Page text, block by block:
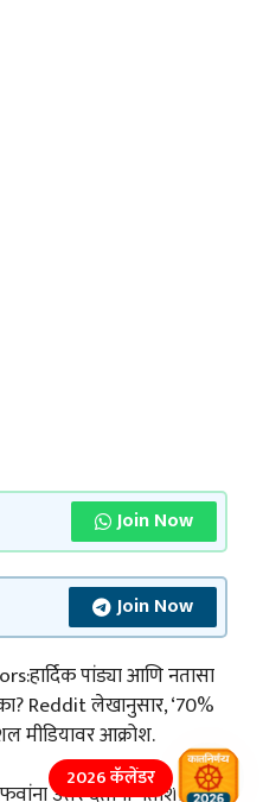
Join Now
Join Now
पांड्या आणि नतासा
Reddit लेखानुसार, ‘70%
मीडियावर आक्रोश.
उत्तर देताना नताशा
2026 कॅलेंडर